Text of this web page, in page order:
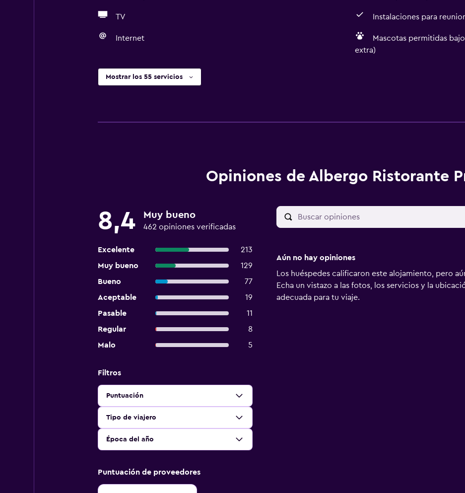
TV Instalaciones para
Internet
Mascotas permitidas
extra)
Mostrar los 55 servicios
Opiniones de Albergo Ristorante
8,4 Muy bueno
462 opiniones verificadas
Excelente
213
Muy bueno
129
Bueno
77
Aceptable
19
Pasable
11
Regular
8
Malo
5
Filtros
Puntuación
Tipo de viajero
Época del año
Puntuación de proveedores
Aún no hay opiniones
Los huéspedes calificaron este alojamiento, pero
Echa un vistazo a las fotos, los servicios y la
adecuada para tu viaje.